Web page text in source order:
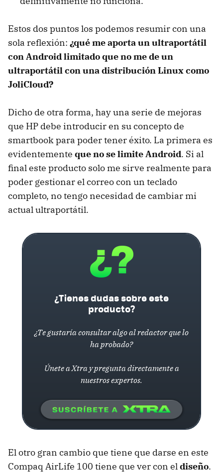
Estos dos puntos los podemos resumir con una
sola reflexión: ¿qué me aporta un ultraportátil
con Android limitado que no me de un
ultraportátil con una distribución Linux como
JoliCloud?
Dicho de otra forma, hay una serie de mejoras
que HP debe introducir en su concepto de
smartbook para poder tener éxito. La primera es
evidentemente que no se limite Android. Si al
final este producto solo me sirve realmente para
poder gestionar el correo con un teclado
completo, no tengo necesidad de cambiar mi
actual ultraportátil.
¿Tienes dudas sobre este
producto?
¿Te gustaría consultar algo al redactor que lo
ha probado?
Únete a Xtra y pregunta directamente a
nuestros expertos.
El otro gran cambio que tiene que darse en este
Compaq AirLife 100 tiene que ver con eldiseño.